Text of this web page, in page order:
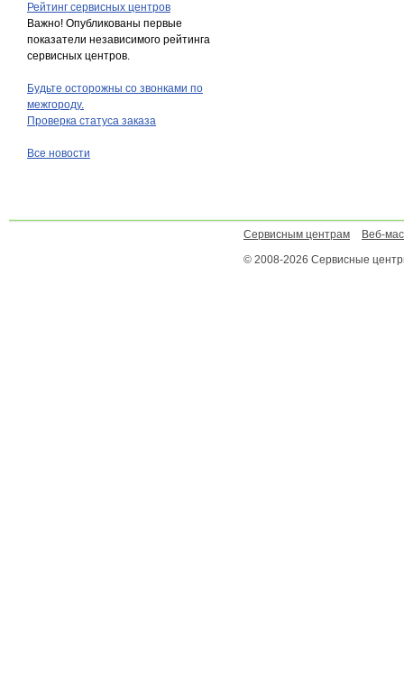
Рейтинг сервисных центров
Важно! Опубликованы первые
показатели независимого рейтинга
сервисных центров.
Будьте осторожны со звонками по
межгороду.
Проверка статуса заказа
Все новости
Сервисным центрам
Веб-
© 2008-2026 Сервисные